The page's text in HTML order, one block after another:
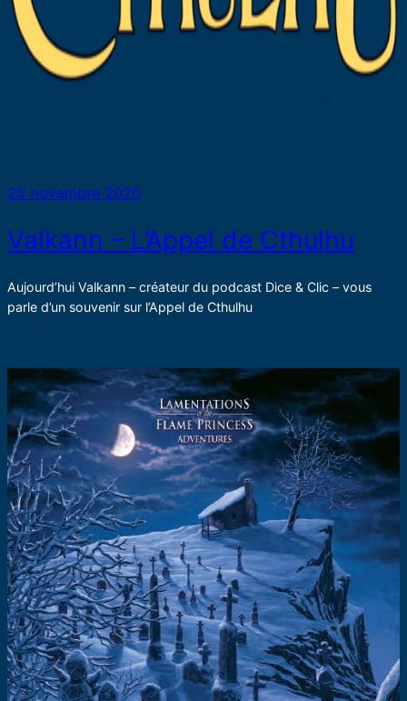
25 novembre 2020
Valkann – L’Appel de Cthulhu
Aujourd’hui Valkann – créateur du podcast Dice & Clic – vous
parle d’un souvenir sur l’Appel de Cthulhu